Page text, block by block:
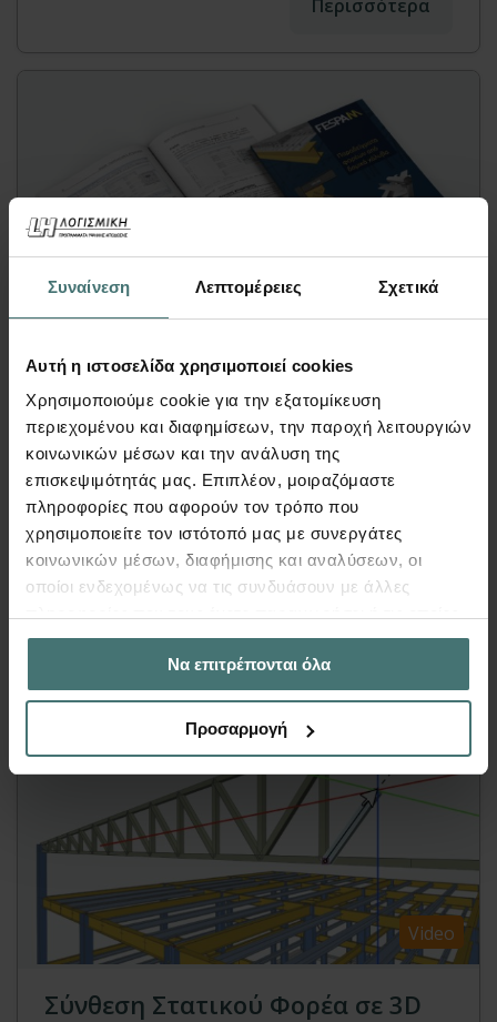
Συναίνεση Λεπτομέρειες Σχετικά
Αυτή η ιστοσελίδα χρησιμοποιεί cookies
Χρησιμοποιούμε cookie για την εξατομίκευση
περιεχομένου και διαφημίσεων, την παροχή λειτουργιών
κοινωνικών μέσων και την ανάλυση της
επισκεψιμότητάς μας. Επιπλέον, μοιραζόμαστε
πληροφορίες που αφορούν τον τρόπο που
χρησιμοποιείτε τον ιστότοπό μας με συνεργάτες
κοινωνικών μέσων, διαφήμισης και αναλύσεων, οι
οποίοι ενδεχομένως να τις συνδυάσουν με άλλες
έχουν συλλέξει σε σχέση με την από μέρους σας χρήση
των υπηρεσιών τους.Να επιτρέπονται όλα
Προσαρμογή
Περισσότερα
Βιβλίο
Παραδείγματα εισαγωγής
μεταλλικών φορέων στο FespaM
FespaM | Βιβλία
Στο παρόν βιβλίο θα βρείτε δύο παραδείγματα
εισαγωγής μεταλλικών φορέων. Στο πρώτο
παράδειγμα γίνεται...
Περισσότερα
Video
Σύνθεση Στατικού Φορέα σε 3D